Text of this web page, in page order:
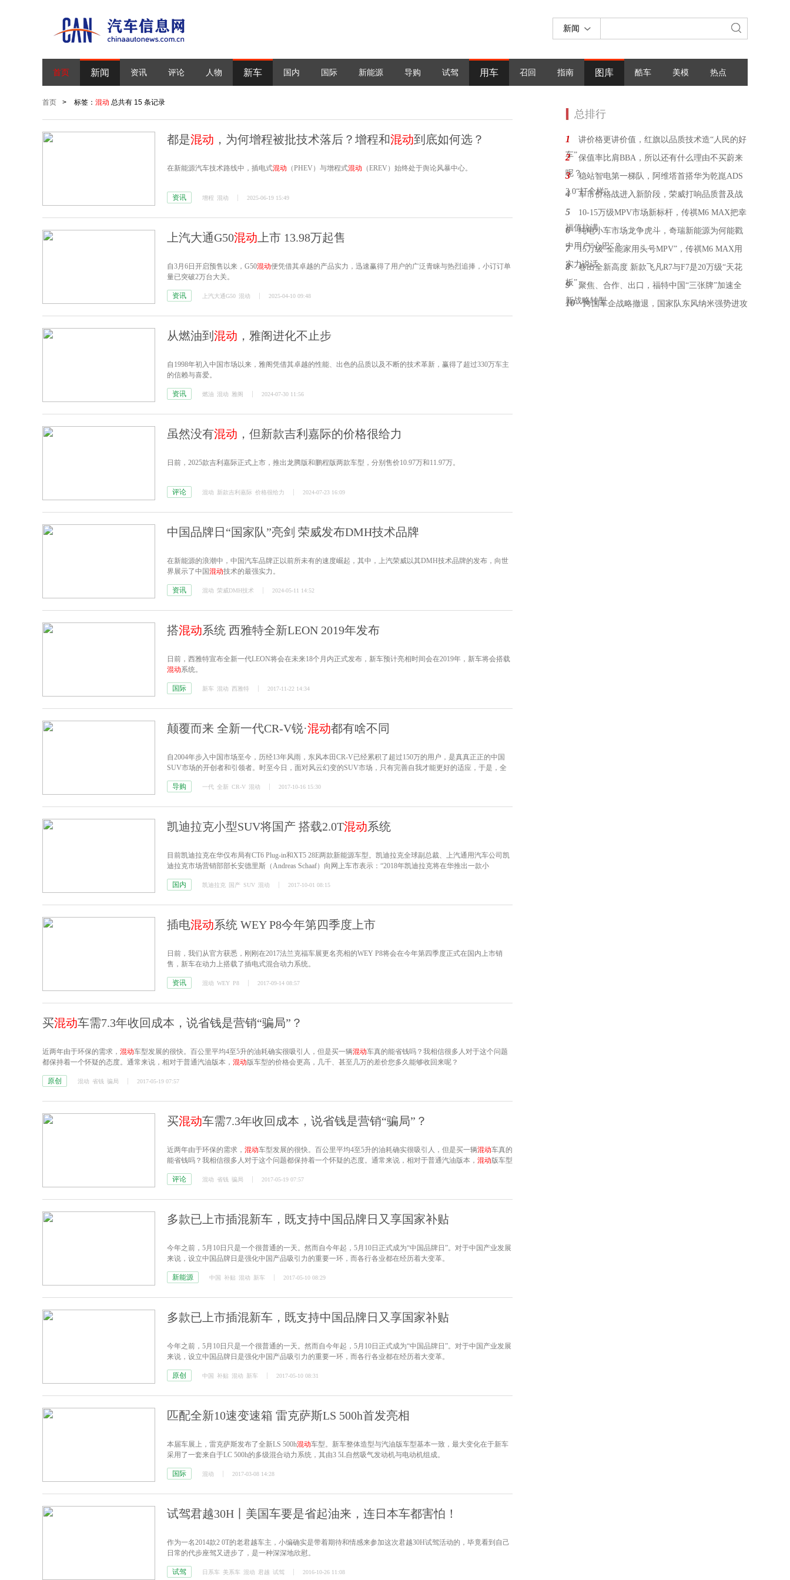
新闻
首页 新闻 资讯 评论 人物 新车 国内 国际 新能源 导购 试驾 用车 召回 指南 图库 酷车 美模 热点
首页 > 标签： 混动 总共有 15 条记录
都是混动 ，为何增程被批技术落后？增程和混动到底如何选？
在新能源汽车技术路线中，插电式混动 （PHEV）与增程式混动 （EREV）始终处于舆论风暴中心。
资讯 增程 混动 2025-06-19 15:49
上汽大通G50混动 上市 13.98万起售
自3月6日开启预售以来，G50混动便凭借其卓越的产品实力，迅速赢得了用户的广泛青睐与热烈追捧，小订订单
量已突破2万台大关。
资讯 上汽大通G50 混动 2025-04-10 09:48
从燃油到 混动 ，雅阁进化不止步
自1998年初入中国市场以来，雅阁凭借其卓越的性能、出色的品质以及不断的技术革新，赢得了超过330万车主
的信赖与喜爱。
资讯 燃油 混动 雅阁 2024-07-30 11:56
虽然没有混动 ，但新款吉利嘉际的价格很给力
日前，2025款吉利嘉际正式上市，推出龙腾版和鹏程版两款车型，分别售价10.97万和11.97万。
评论 混动 新款吉利嘉际 价格很给力 2024-07-23 16:09
中国品牌日“国家队”亮剑 荣威发布DMH技术品牌
在新能源的浪潮中，中国汽车品牌正以前所未有的速度崛起，其中，上汽荣威以其DMH技术品牌的发布，向世
界展示了中国混动技术的最强实力。
资讯 混动 荣威DMH技术 2024-05-11 14:52
搭混动系统 西雅特全新LEON 2019年发布
日前，西雅特宣布全新一代LEON将会在未来18个月内正式发布，新车预计亮相时间会在2019年，新车将会搭载
混动系统。
国际 新车 混动 西雅特 2017-11-22 14:34
颠覆而来 全新一代CR-V锐·混动都有啥不同
自2004年步入中国市场至今，历经13年风雨，东风本田CR-V已经累积了超过150万的用户，是真真正正的中国
SUV市场的开创者和引领者。时至今日，面对风云幻变的SUV市场，只有完善自我才能更好的适应，于是，全
导购
一代 全新 CR-V 混动 2017-10-16 15:30
凯迪拉克小型SUV将国产 搭载2.0T混动系统
目前凯迪拉克在华仅布局有CT6 Plug-in和XT5 28E两款新能源车型。凯迪拉克全球副总裁、上汽通用汽车公司凯
迪拉克市场营销部部长安德里斯（Andreas Schaaf）向网上车市表示：“2018年凯迪拉克将在华推出一款小
国内
凯迪拉克 国产 SUV 混动 2017-10-01 08:15
插电混动系统 WEY P8今年第四季度上市
日前，我们从官方获悉，刚刚在2017法兰克福车展更名亮相的WEY P8将会在今年第四季度正式在国内上市销
售，新车在动力上搭载了插电式混合动力系统。
资讯 混动 WEY P8 2017-09-14 08:57
买混动车需7.3年收回成本，说省钱是营销“骗局”？
近两年由于环保的需求， 混动车型发展的很快。百公里平均4至5升的油耗确实很吸引人，但是买一辆混动车真的能省钱吗？我相信很多人对于这个问题
都保持着一个怀疑的态度。通常来说，相对于普通汽油版本， 混动 版车型的价格会更高，几千、甚至几万的差价您多久能够收回来呢？
原创 混动 省钱 骗局 2017-05-19 07:57
买混动车需7.3年收回成本，说省钱是营销“骗局”？
近两年由于环保的需求， 混动车型发展的很快。百公里平均4至5升的油耗确实很吸引人，但是买一辆混动车真的
能省钱吗？我相信很多人对于这个问题都保持着一个怀疑的态度。通常来说，相对于普通汽油版本， 混动 版车型
评论
混动 省钱 骗局 2017-05-19 07:57
多款已上市插混新车，既支持中国品牌日又享国家补贴
今年之前，5月10日只是一个很普通的一天。然而自今年起，5月10日正式成为“中国品牌日”。对于中国产业发展
来说，设立中国品牌日是强化中国产品吸引力的重要一环，而各行各业都在经历着大变革。
新能源 中国 补贴 混动 新车 2017-05-10 08:29
多款已上市插混新车，既支持中国品牌日又享国家补贴
今年之前，5月10日只是一个很普通的一天。然而自今年起，5月10日正式成为“中国品牌日”。对于中国产业发展
来说，设立中国品牌日是强化中国产品吸引力的重要一环，而各行各业都在经历着大变革。
原创 中国 补贴 混动 新车 2017-05-10 08:31
匹配全新10速变速箱 雷克萨斯LS 500h首发亮相
本届车展上，雷克萨斯发布了全新LS 500h混动车型。新车整体造型与汽油版车型基本一致，最大变化在于新车
采用了一套来自于LC 500h的多级混合动力系统，其由3 5L自然吸气发动机与电动机组成。
国际 混动 2017-03-08 14:28
试驾君越30H丨美国车要是省起油来，连日本车都害怕！
作为一名2014款2 0T的老君越车主，小编确实是带着期待和情感来参加这次君越30H试驾活动的，毕竟看到自己
日常的代步座驾又进步了，是一种深深地欣慰。
试驾 日系车 美系车 混动 君越 试驾 2016-10-26 11:08
总排行
1
讲价格更讲价值，红旗以品质技术造“人民的好
车”
2
保值率比肩BBA，所以还有什么理由不买蔚来
呢？
3
稳站智电第一梯队，阿维塔首搭华为乾崑ADS
3.0“打个样”
4 车市价格战进入新阶段，荣威打响品质普及战
5
10-15万级MPV市场新标杆，传祺M6 MAX把幸
福值拉满
6
纯电小车市场龙争虎斗，奇瑞新能源为何能戳
中用户“心巴”？
7
15万级“全能家用头号MPV”，传祺M6 MAX用
实力说话
8
卷出全新高度 新款飞凡R7与F7是20万级“天花
板”
9
聚焦、合作、出口，福特中国“三张牌”加速全
新战略转型
10 跨国车企战略撤退，国家队东风纳米强势进攻